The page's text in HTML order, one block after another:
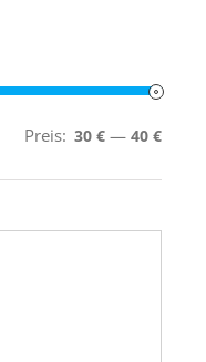
Preis: 30 € — 40 €